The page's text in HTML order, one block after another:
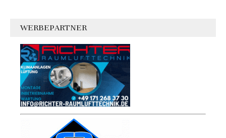
WERBEPARTNER